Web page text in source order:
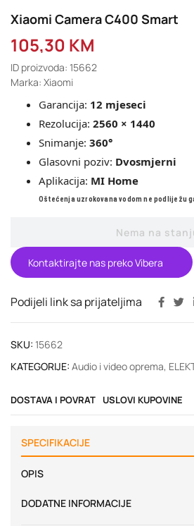
Xiaomi Camera C400 Smart
105,30 KM
ID proizvoda: 15662
Marka: Xiaomi
Garancija: 12 mjeseci
Rezolucija: 2560 × 1440
Snimanje: 360°
Glasovni poziv: Dvosmjerni
Aplikacija: MI Home
Oštećenja uzrokovana vodom ne podliježu
Nema na
Kontaktirajte nas preko Vibera
Podijeli link sa prijateljima
SKU: 15662
KATEGORIJE: Audio i video oprema,
DOSTAVA I POVRAT USLOVI KUPOVINE
SPECIFIKACIJE
OPIS
DODATNE INFORMACIJE